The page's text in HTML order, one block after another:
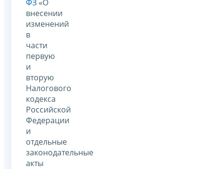
ФЗ «О
внесении
изменений
в
части
первую
и
вторую
Налогового
кодекса
Российской
Федерации
и
отдельные
законодательные
акты